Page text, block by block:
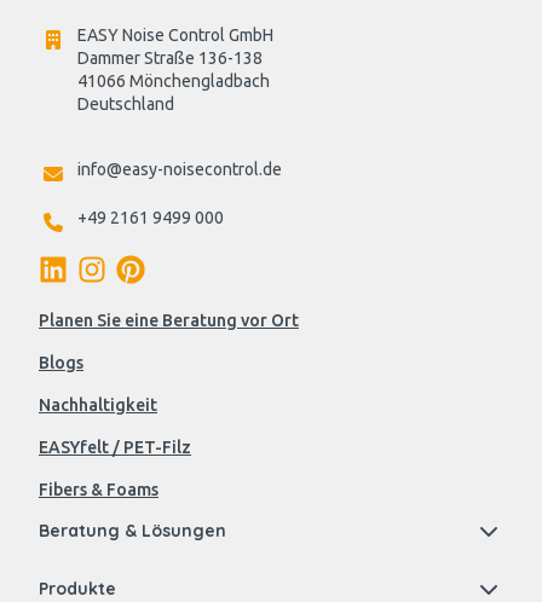
EASY Noise Control GmbH
Dammer Straße 136-138
41066 Mönchengladbach
Deutschland
info@easy-noisecontrol.de
+49 2161 9499 000
Planen Sie eine Beratung vor Ort
Blogs
Nachhaltigkeit
EASYfelt / PET-Filz
Fibers & Foams
Beratung & Lösungen
Produkte